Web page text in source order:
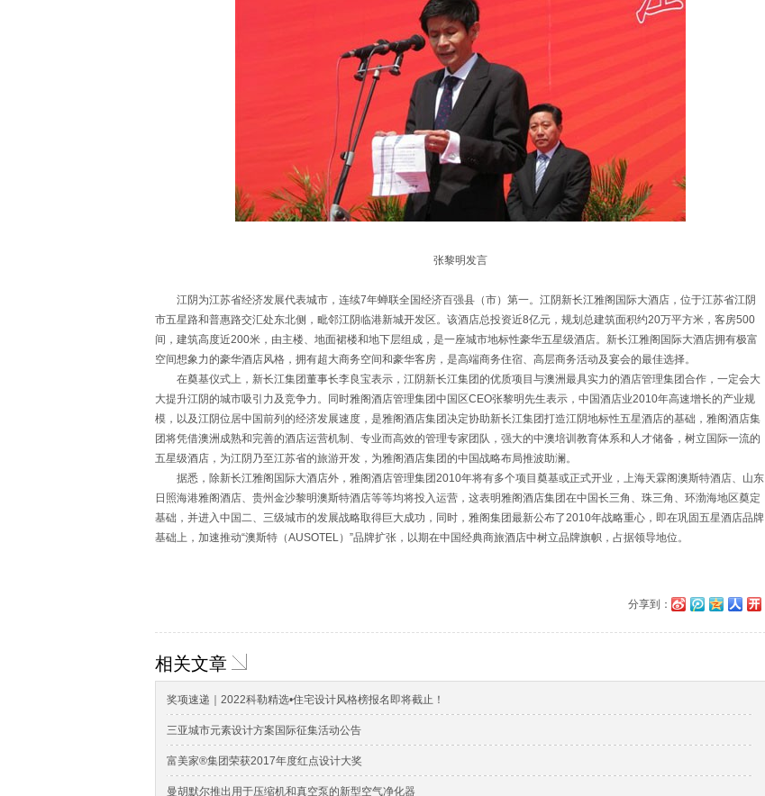
张黎明发言
江阴为江苏省经济发展代表城市，连续7年蝉联全国经济百强县（市）第一。江阴新长江雅阁国际大酒店，位于江苏省江阴
市五星路和普惠路交汇处东北侧，毗邻江阴临港新城开发区。该酒店总投资近8亿元，规划总建筑面积约20万平方米，客房500
间，建筑高度近200米，由主楼、地面裙楼和地下层组成，是一座城市地标性豪华五星级酒店。新长江雅阁国际大酒店拥有极富
空间想象力的豪华酒店风格，拥有超大商务空间和豪华客房，是高端商务住宿、高层商务活动及宴会的最佳选择。
在奠基仪式上，新长江集团董事长李良宝表示，江阴新长江集团的优质项目与澳洲最具实力的酒店管理集团合作，一定会大
大提升江阴的城市吸引力及竞争力。同时雅阁酒店管理集团中国区CEO张黎明先生表示，中国酒店业2010年高速增长的产业规
模，以及江阴位居中国前列的经济发展速度，是雅阁酒店集团决定协助新长江集团打造江阴地标性五星酒店的基础，雅阁酒店集
团将凭借澳洲成熟和完善的酒店运营机制、专业而高效的管理专家团队，强大的中澳培训教育体系和人才储备，树立国际一流的
五星级酒店，为江阴乃至江苏省的旅游开发，为雅阁酒店集团的中国战略布局推波助澜。
据悉，除新长江雅阁国际大酒店外，雅阁酒店管理集团2010年将有多个项目奠基或正式开业，上海天霖阁澳斯特酒店、山东
日照海港雅阁酒店、贵州金沙黎明澳斯特酒店等等均将投入运营，这表明雅阁酒店集团在中国长三角、珠三角、环渤海地区奠定
基础，并进入中国二、三级城市的发展战略取得巨大成功，同时，雅阁集团最新公布了2010年战略重心，即在巩固五星酒店品牌
基础上，加速推动“澳斯特（AUSOTEL）”品牌扩张，以期在中国经典商旅酒店中树立品牌旗帜，占据领导地位。
分享到：
相关文章
奖项速递｜2022科勒精选•住宅设计风格榜报名即将截止！
三亚城市元素设计方案国际征集活动公告
富美家®集团荣获2017年度红点设计大奖
曼胡默尔推出用于压缩机和真空泵的新型空气净化器